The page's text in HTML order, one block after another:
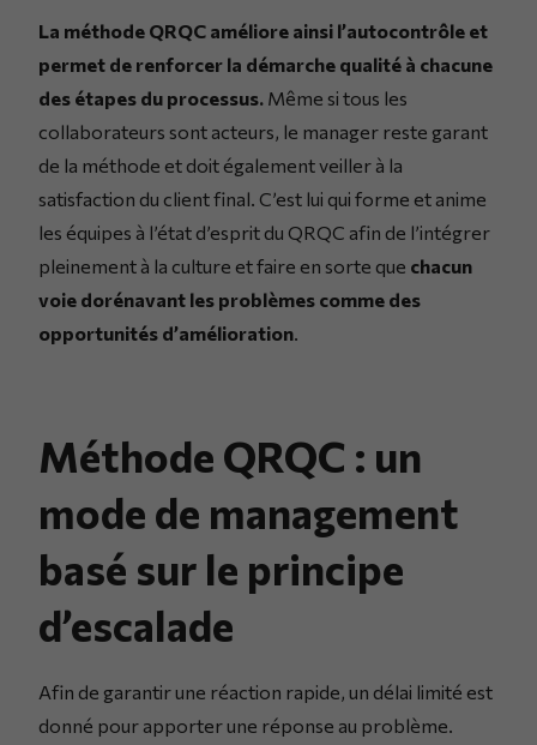
La méthode QRQC améliore ainsi l’autocontrôle et
permet de renforcer la démarche qualité à chacune
des étapes du processus. Même si tous les
collaborateurs sont acteurs, le manager reste garant
de la méthode et doit également veiller à la
satisfaction du client final. C’est lui qui forme et anime
les équipes à l’état d’esprit du QRQC afin de l’intégrer
pleinement à la culture et faire en sorte que chacun
voie dorénavant les problèmes comme des
opportunités d’amélioration
Méthode QRQC : un
mode de management
basé sur le principe
d’escalade
Afin de garantir une réaction rapide, un délai limité est
donné pour apporter une réponse au problème.